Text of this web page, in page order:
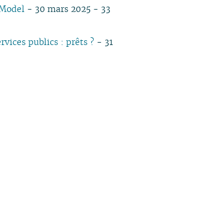
- 30 mars 2025 - 33
publics : prêts ? - 31